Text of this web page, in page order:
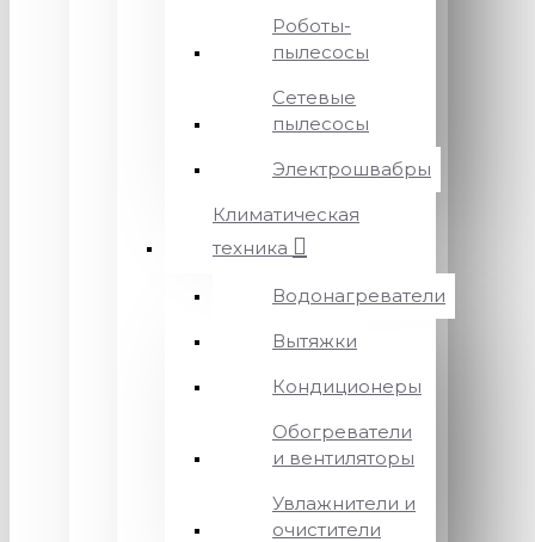
Роботы-
пылесосы
Сетевые
пылесосы
Электрошвабры
Климатическая
техника
Водонагреватели
Вытяжки
Кондиционеры
Обогреватели
и вентиляторы
Увлажнители и
очистители